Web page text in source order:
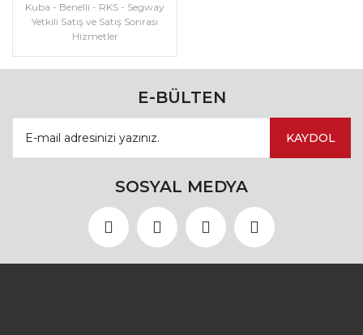
Kuba - Benelli - RKS - Segway
Yetkili Satış ve Satış Sonrası
Hizmetler
E-BÜLTEN
KAYDOL
SOSYAL MEDYA